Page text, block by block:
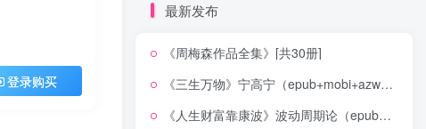
登录购买
最新发布
《周梅森作品全集》[共30册]
《三生万物》宁高宁（epub+mobi+azw3+pdf）
《人生财富靠康波》波动周期论（epub+mobi+azw3+pdf）